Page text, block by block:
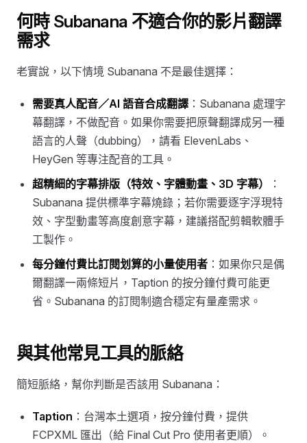
何時 Subanana 不適合你的影片翻譯
需求
老實說，以下情境 Subanana 不是最佳選擇：
需要真人配音／AI 語音合成翻譯 ：Subanana 處理字
幕翻譯，不做配音。如果你需要把原聲翻譯成另一種
語言的人聲（dubbing），請看 ElevenLabs、
HeyGen 等專注配音的工具。
超精細的字幕排版（特效、字體動畫、3D 字幕）
：
Subanana 提供標準字幕燒錄；若你需要逐字浮現特
效、字型動畫等高度創意字幕，建議搭配剪輯軟體手
工製作。
每分鐘付費比訂閱划算的小量使用者 ：如果你只是偶
爾翻譯一兩條短片，Taption 的按分鐘付費可能更
省。Subanana 的訂閱制適合穩定有量產需求。
與其他常見工具的脈絡
簡短脈絡，幫你判斷是否該用 Subanana：
Taption ：台灣本土選項，按分鐘付費，提供
FCPXML 匯出（給 Final Cut Pro 使用者更順）。